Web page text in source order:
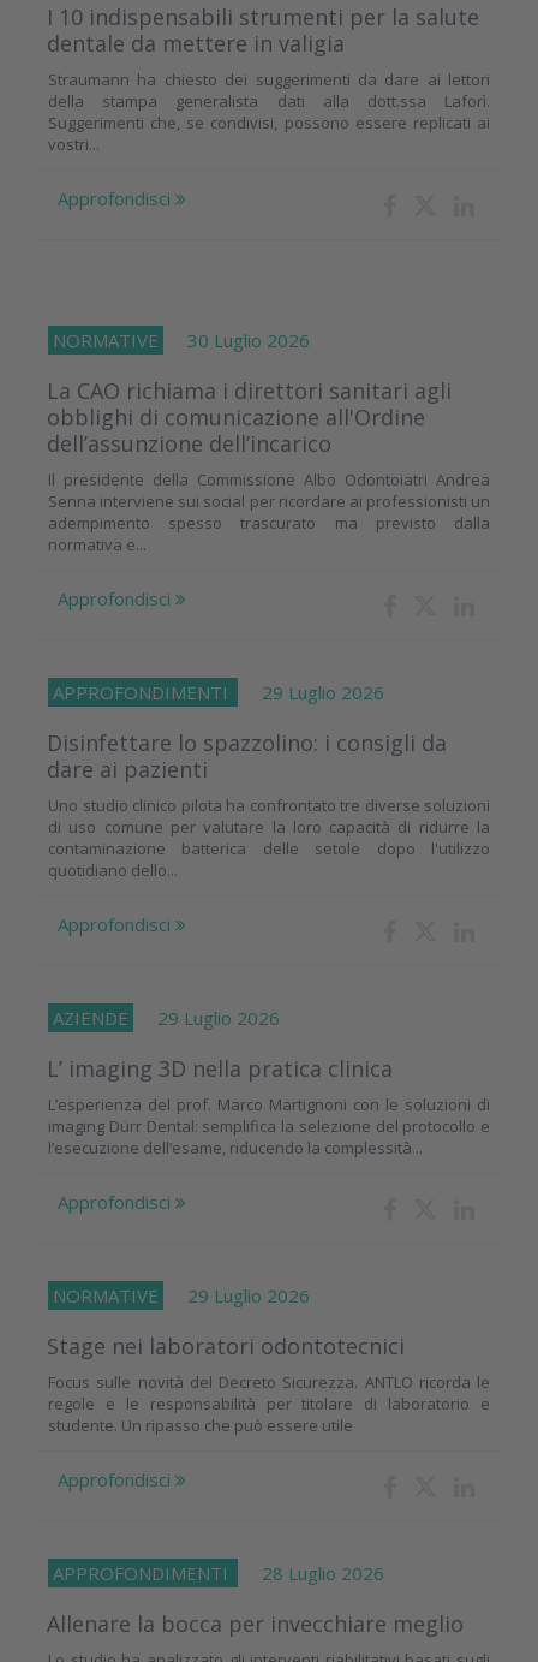
I 10 indispensabili strumenti per la salute
dentale da mettere in valigia
Straumann ha chiesto dei suggerimenti da dare ai lettori
della stampa generalista dati alla dott.ssa Laforì.
Suggerimenti che, se condivisi, possono essere replicati ai
vostri...
Approfondisci
NORMATIVE 30 Luglio 2026
La CAO richiama i direttori sanitari agli
obblighi di comunicazione all'Ordine
dell’assunzione dell’incarico
Il presidente della Commissione Albo Odontoiatri Andrea
Senna interviene sui social per ricordare ai professionisti un
adempimento spesso trascurato ma previsto dalla
normativa e...
Approfondisci
APPROFONDIMENTI 29 Luglio 2026
Disinfettare lo spazzolino: i consigli da
dare ai pazienti
Uno studio clinico pilota ha confrontato tre diverse soluzioni
di uso comune per valutare la loro capacità di ridurre la
contaminazione batterica delle setole dopo l'utilizzo
quotidiano dello...
Approfondisci
AZIENDE 29 Luglio 2026
L’ imaging 3D nella pratica clinica
L’esperienza del prof. Marco Martignoni con le soluzioni di
imaging Dürr Dental: semplifica la selezione del protocollo e
l’esecuzione dell’esame, riducendo la complessità...
Approfondisci
NORMATIVE 29 Luglio 2026
Stage nei laboratori odontotecnici
Focus sulle novità del Decreto Sicurezza. ANTLO ricorda le
regole e le responsabilità per titolare di laboratorio e
studente. Un ripasso che può essere utile
Approfondisci
APPROFONDIMENTI 28 Luglio 2026
Allenare la bocca per invecchiare meglio